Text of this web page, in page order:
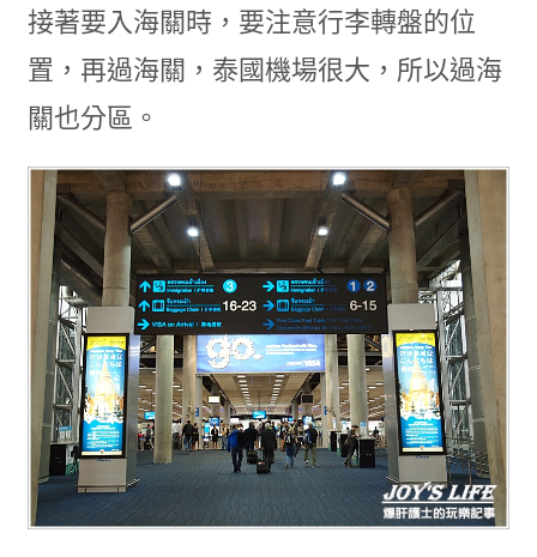
接著要入海關時，要注意行李轉盤的位
置，再過海關，泰國機場很大，所以過海
關也分區。